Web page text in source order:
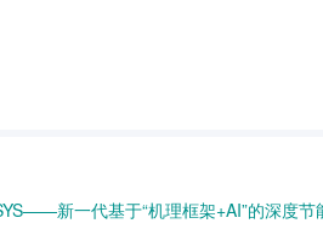
新一代基于“机理框架+AI”的深度节